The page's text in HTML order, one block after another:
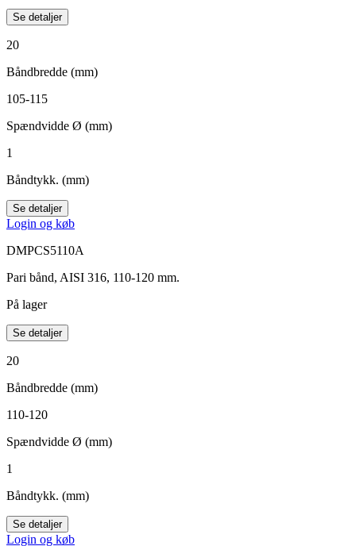
Se detaljer
20
Båndbredde (mm)
105-115
Spændvidde Ø (mm)
1
Båndtykk. (mm)
Se detaljer
Login og køb
DMPCS5110A
Pari bånd, AISI 316, 110-120 mm.
På lager
Se detaljer
20
Båndbredde (mm)
110-120
Spændvidde Ø (mm)
1
Båndtykk. (mm)
Se detaljer
Login og køb